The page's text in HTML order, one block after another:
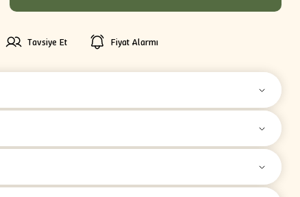
Tavsiye Et Fiyat Alarmı